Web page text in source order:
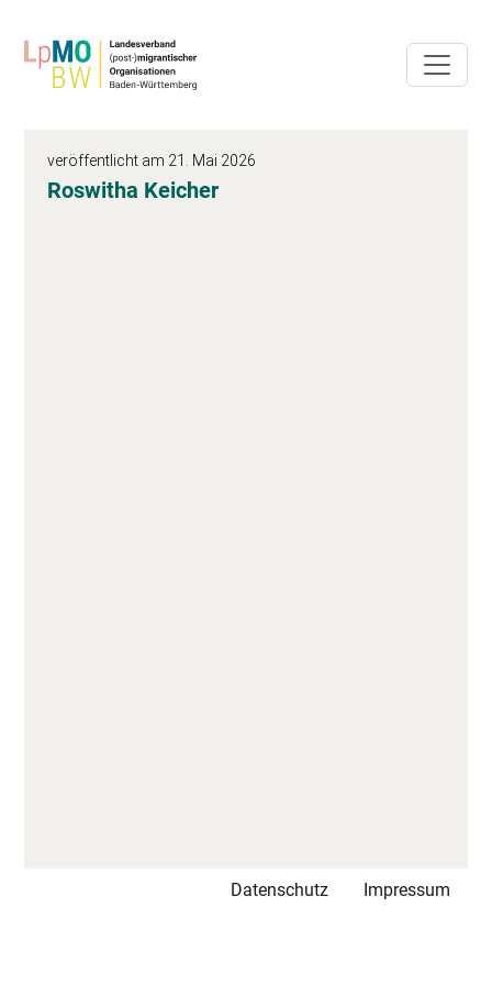
veröffentlicht am 21. Mai 2026
Roswitha Keicher
Datenschutz Impressum